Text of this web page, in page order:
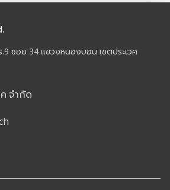
ซอย 34 แขวงหนองบอน เขตประเวศ
จำกัด